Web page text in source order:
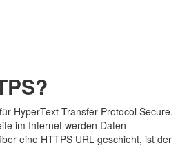
HyperText Transfer Protocol Secure.
im Internet werden Daten
eine HTTPS URL geschieht, ist der